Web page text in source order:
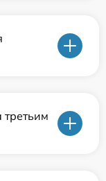
третьим